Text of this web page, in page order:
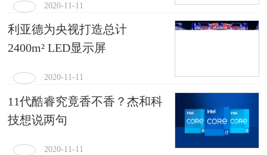
2020-11-11
利亚德为央视打造总计
2400m² LED显示屏
2020-11-11
11代酷睿究竟香不香？杰和科
技想说两句
2020-11-11